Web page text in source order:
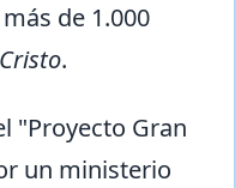
de 1.000
.
"Proyecto Gran
un ministerio